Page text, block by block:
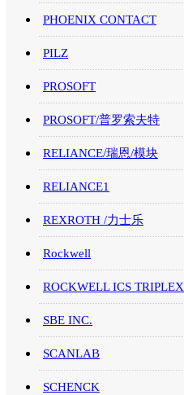
PHOENIX CONTACT
PILZ
PROSOFT
PROSOFT/普罗索夫特
RELIANCE/瑞恩/模块
RELIANCE1
REXROTH /力士乐
Rockwell
ROCKWELL ICS TRIPLEX
SBE INC.
SCANLAB
SCHENCK